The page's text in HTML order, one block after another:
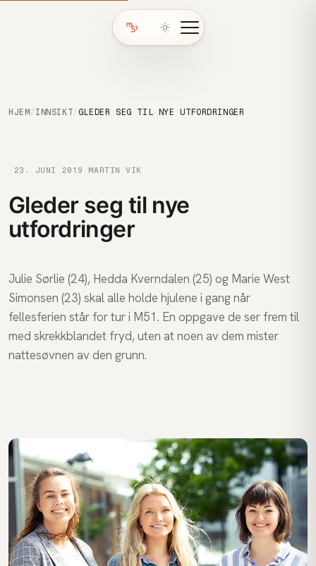
HJEM / INNSIKT/ GLEDER SEG TIL NYE UTFORDRINGER
· 23. JUNI 2019 · MARTIN VIK
Gleder seg til nye
utfordringer
Julie Sørlie (24), Hedda Kverndalen (25) og Marie West
Simonsen (23) skal alle holde hjulene i gang når
fellesferien står for tur i M51. En oppgave de ser frem til
med skrekkblandet fryd, uten at noen av dem mister
nattesøvnen av den grunn.